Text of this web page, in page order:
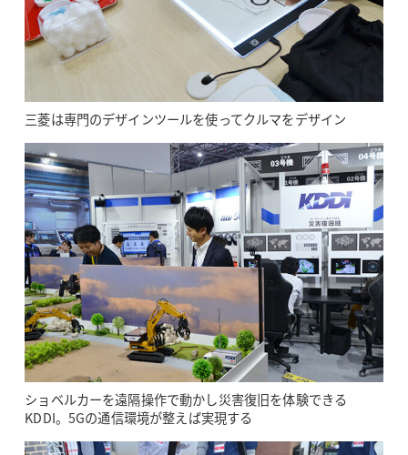
三菱は専門のデザインツールを使ってクルマをデザイン
ショベルカーを遠隔操作で動かし災害復旧を体験できる
KDDI。5Gの通信環境が整えば実現する